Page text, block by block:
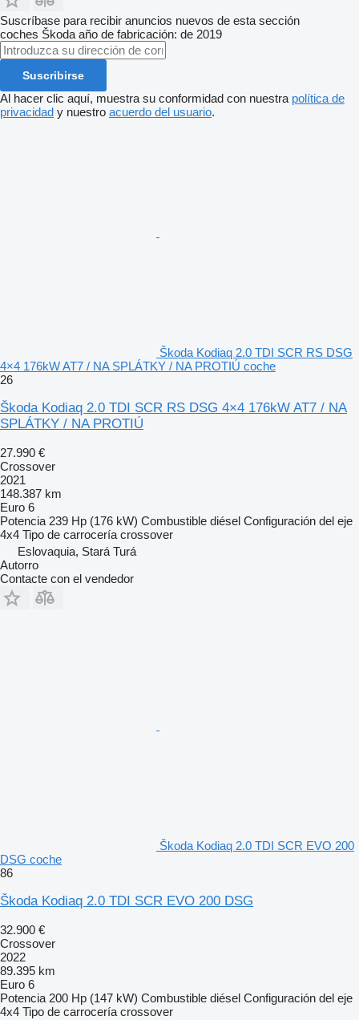
Suscríbase para recibir anuncios nuevos de esta sección
coches Škoda año de fabricación: de 2019
Suscribirse
Al hacer clic aquí, muestra su conformidad con nuestra política de
privacidad y nuestro acuerdo del usuario.
Škoda Kodiaq 2.0 TDI SCR RS DSG
4×4 176kW AT7 / NA SPLÁTKY / NA PROTIÚ coche
26
Škoda Kodiaq 2.0 TDI SCR RS DSG 4×4 176kW AT7 / NA
SPLÁTKY / NA PROTIÚ
27.990 €
Crossover
2021
148.387 km
Euro 6
Potencia 239 Hp (176 kW) Combustible diésel Configuración del eje
4x4 Tipo de carrocería crossover
Eslovaquia, Stará Turá
Autorro
Contacte con el vendedor
Škoda Kodiaq 2.0 TDI SCR EVO 200
DSG coche
86
Škoda Kodiaq 2.0 TDI SCR EVO 200 DSG
32.900 €
Crossover
2022
89.395 km
Euro 6
Potencia 200 Hp (147 kW) Combustible diésel Configuración del eje
4x4 Tipo de carrocería crossover